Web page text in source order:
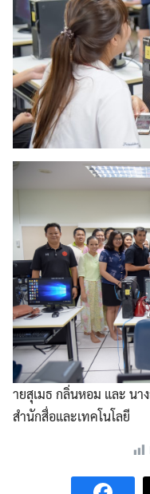
ายสุเมธ​ กลิ่นหอม​ และ น
สำนักสื่อและเทคโนโลยี